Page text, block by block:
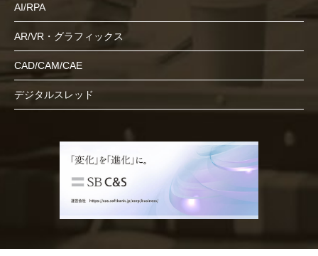
AI/RPA
AR/VR・グラフィックス
CAD/CAM/CAE
デジタルスレッド